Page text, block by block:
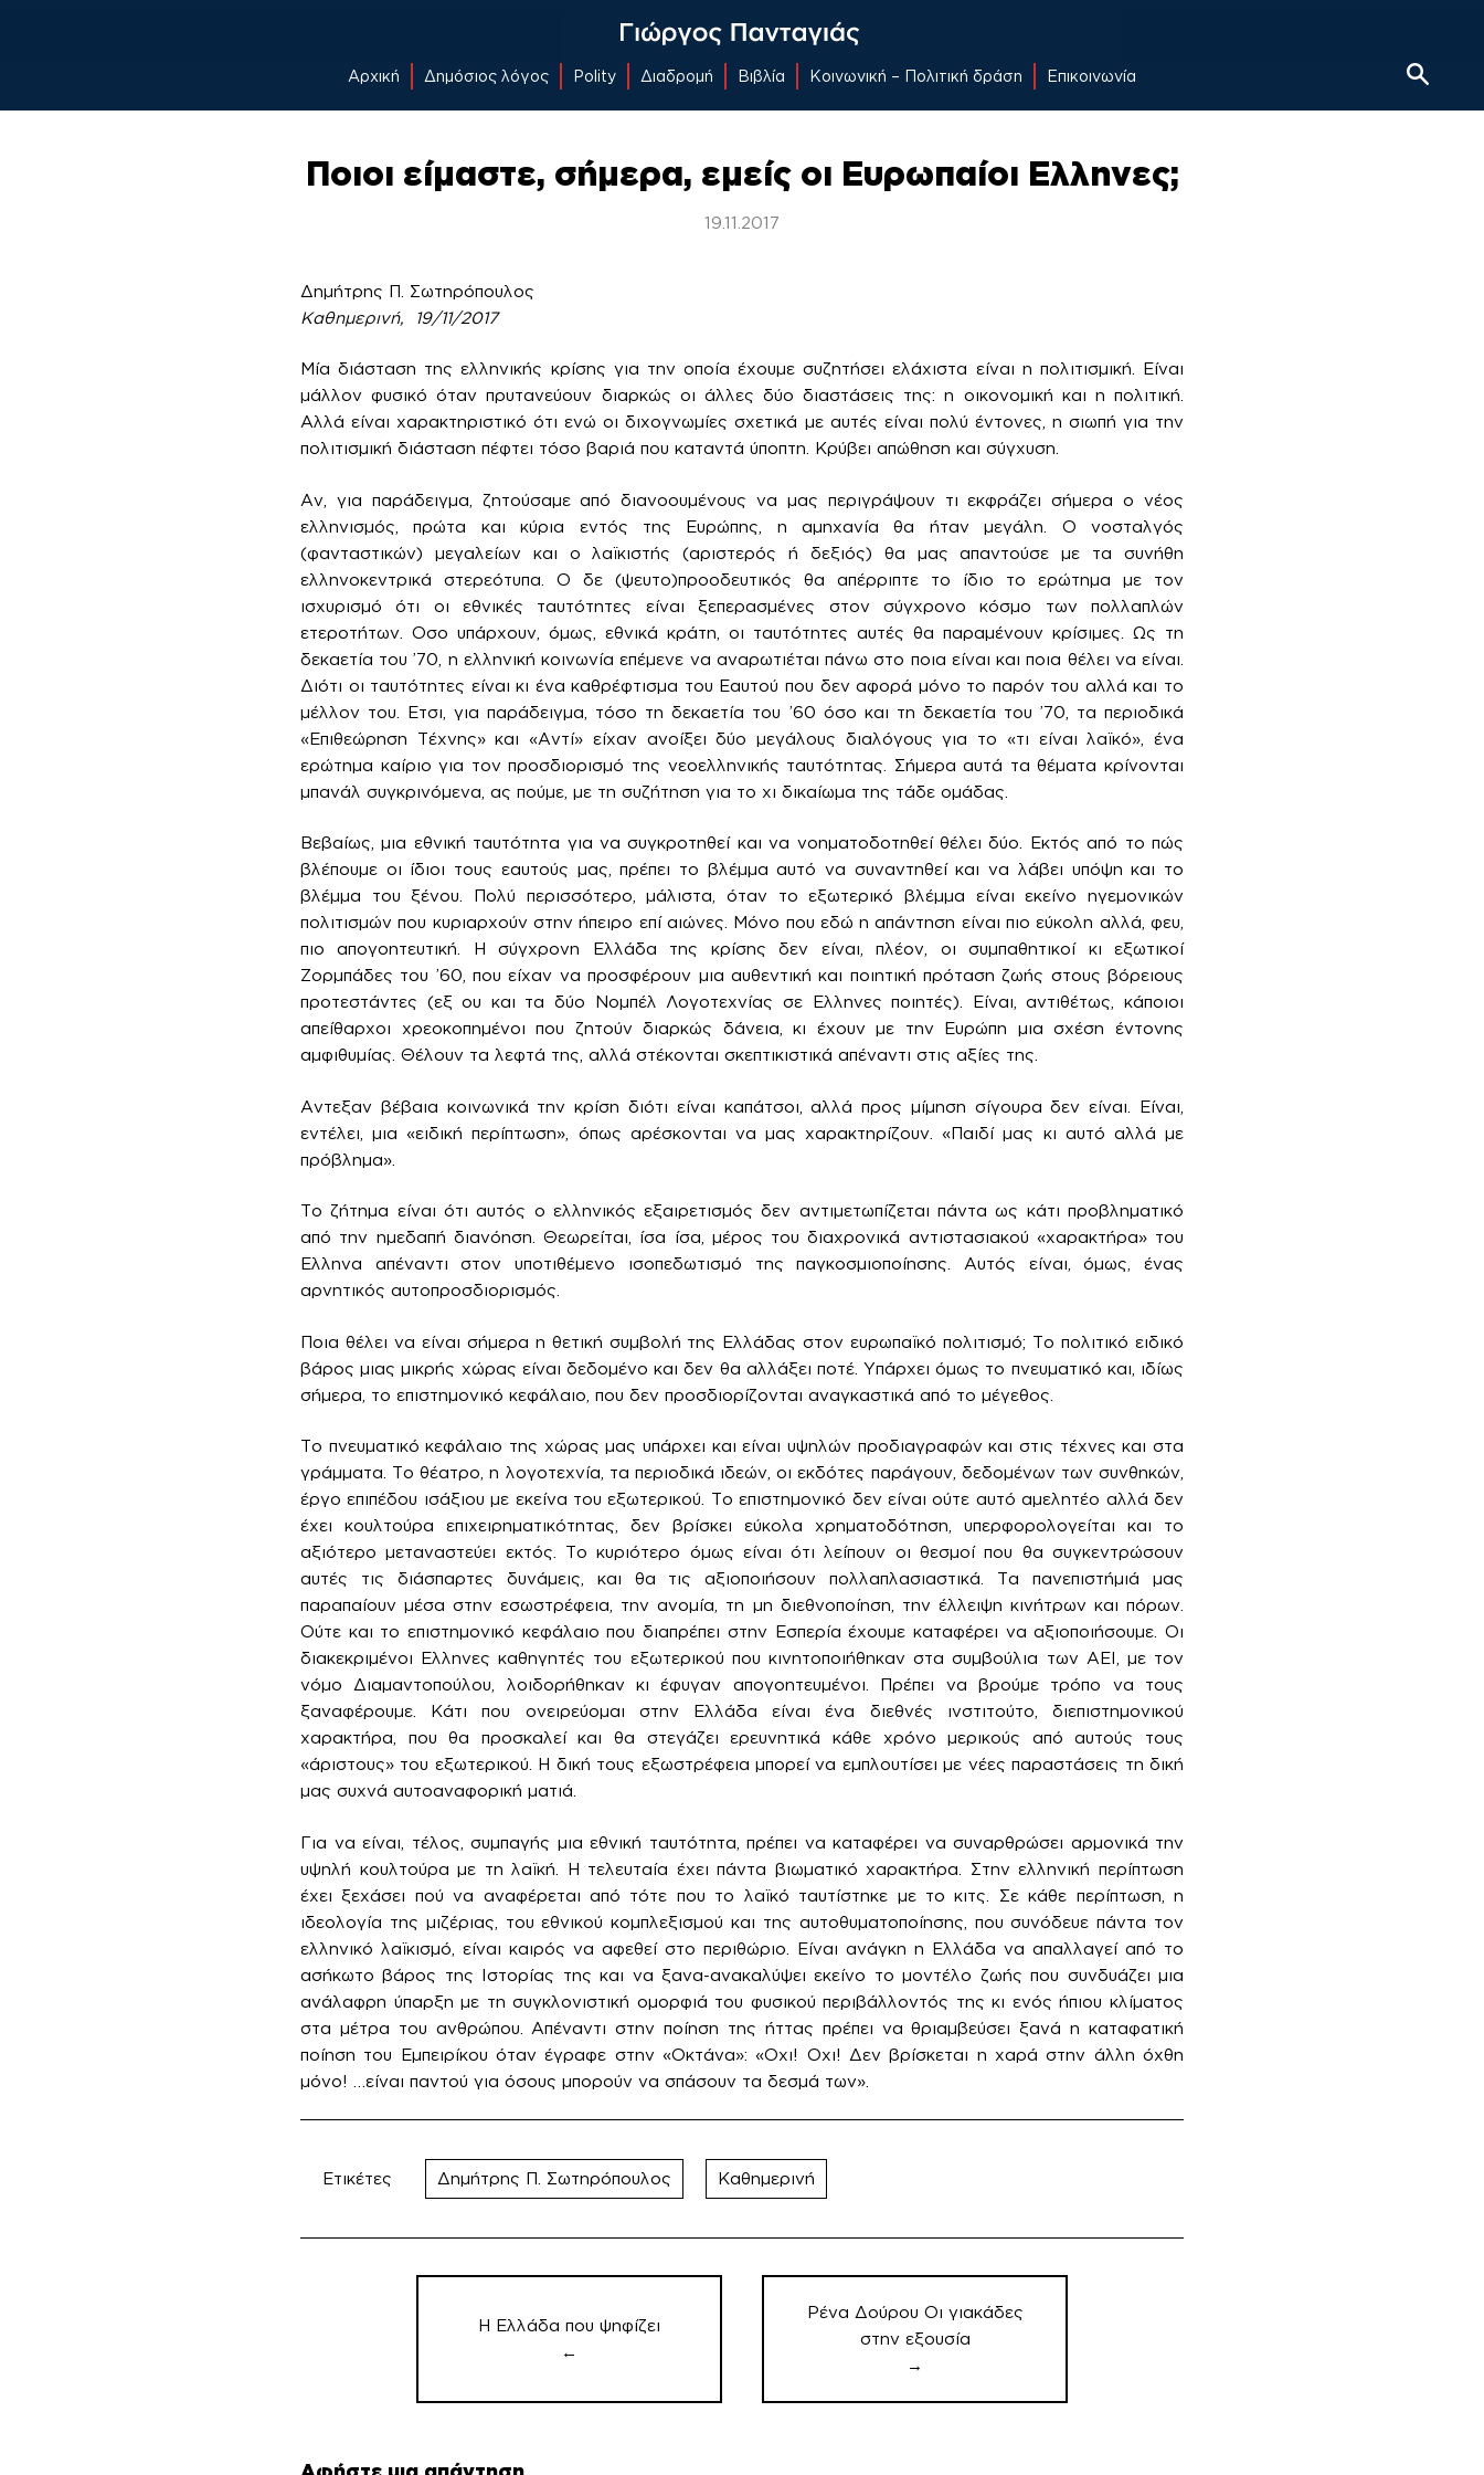
Αρχική Δημόσιος λόγος Polity Διαδρομή Βιβλία Κοινωνική – Πολιτική δράση Επικοινωνία
Ποιοι είμαστε, σήμερα, εμείς οι Ευρωπαίοι Ελληνες;
19.11.2017
Δημήτρης Π. Σωτηρόπουλος
Καθημερινή, 19/11/2017
Μ​​ία διάσταση της ελληνικής κρίσης για την οποία έχουμε συζητήσει ελάχιστα είναι η πολιτισμική. Είναι
μάλλον φυσικό όταν πρυτανεύουν διαρκώς οι άλλες δύο διαστάσεις της: η οικονομική και η πολιτική.
Αλλά είναι χαρακτηριστικό ότι ενώ οι διχογνωμίες σχετικά με αυτές είναι πολύ έντονες, η σιωπή για την
πολιτισμική διάσταση πέφτει τόσο βαριά που καταντά ύποπτη. Κρύβει απώθηση και σύγχυση.
Αν, για παράδειγμα, ζητούσαμε από διανοουμένους να μας περιγράψουν τι εκφράζει σήμερα ο νέος
ελληνισμός, πρώτα και κύρια εντός της Ευρώπης, η αμηχανία θα ήταν μεγάλη. Ο νοσταλγός
(φανταστικών) μεγαλείων και ο λαϊκιστής (αριστερός ή δεξιός) θα μας απαντούσε με τα συνήθη
ελληνοκεντρικά στερεότυπα. Ο δε (ψευτο)προοδευτικός θα απέρριπτε το ίδιο το ερώτημα με τον
ισχυρισμό ότι οι εθνικές ταυτότητες είναι ξεπερασμένες στον σύγχρονο κόσμο των πολλαπλών
ετεροτήτων. Οσο υπάρχουν, όμως, εθνικά κράτη, οι ταυτότητες αυτές θα παραμένουν κρίσιμες. Ως τη
δεκαετία του ’70, η ελληνική κοινωνία επέμενε να αναρωτιέται πάνω στο ποια είναι και ποια θέλει να είναι.
Διότι οι ταυτότητες είναι κι ένα καθρέφτισμα του Εαυτού που δεν αφορά μόνο το παρόν του αλλά και το
μέλλον του. Ετσι, για παράδειγμα, τόσο τη δεκαετία του ’60 όσο και τη δεκαετία του ’70, τα περιοδικά
«Επιθεώρηση Τέχνης» και «Αντί» είχαν ανοίξει δύο μεγάλους διαλόγους για το «τι είναι λαϊκό», ένα
ερώτημα καίριο για τον προσδιορισμό της νεοελληνικής ταυτότητας. Σήμερα αυτά τα θέματα κρίνονται
μπανάλ συγκρινόμενα, ας πούμε, με τη συζήτηση για το χι δικαίωμα της τάδε ομάδας.
Βεβαίως, μια εθνική ταυτότητα για να συγκροτηθεί και να νοηματοδοτηθεί θέλει δύο. Εκτός από το πώς
βλέπουμε οι ίδιοι τους εαυτούς μας, πρέπει το βλέμμα αυτό να συναντηθεί και να λάβει υπόψη και το
βλέμμα του ξένου. Πολύ περισσότερο, μάλιστα, όταν το εξωτερικό βλέμμα είναι εκείνο ηγεμονικών
πολιτισμών που κυριαρχούν στην ήπειρο επί αιώνες. Μόνο που εδώ η απάντηση είναι πιο εύκολη αλλά, φευ,
πιο απογοητευτική. Η σύγχρονη Ελλάδα της κρίσης δεν είναι, πλέον, οι συμπαθητικοί κι εξωτικοί
Ζορμπάδες του ’60, που είχαν να προσφέρουν μια αυθεντική και ποιητική πρόταση ζωής στους βόρειους
προτεστάντες (εξ ου και τα δύο Νομπέλ Λογοτεχνίας σε Ελληνες ποιητές). Είναι, αντιθέτως, κάποιοι
απείθαρχοι χρεοκοπημένοι που ζητούν διαρκώς δάνεια, κι έχουν με την Ευρώπη μια σχέση έντονης
αμφιθυμίας. Θέλουν τα λεφτά της, αλλά στέκονται σκεπτικιστικά απέναντι στις αξίες της.
Αντεξαν βέβαια κοινωνικά την κρίση διότι είναι καπάτσοι, αλλά προς μίμηση σίγουρα δεν είναι. Είναι,
εντέλει, μια «ειδική περίπτωση», όπως αρέσκονται να μας χαρακτηρίζουν. «Παιδί μας κι αυτό αλλά με
πρόβλημα».
Το ζήτημα είναι ότι αυτός ο ελληνικός εξαιρετισμός δεν αντιμετωπίζεται πάντα ως κάτι προβληματικό
από την ημεδαπή διανόηση. Θεωρείται, ίσα ίσα, μέρος του διαχρονικά αντιστασιακού «χαρακτήρα» του
Ελληνα απέναντι στον υποτιθέμενο ισοπεδωτισμό της παγκοσμιοποίησης. Αυτός είναι, όμως, ένας
αρνητικός αυτοπροσδιορισμός.
Ποια θέλει να είναι σήμερα η θετική συμβολή της Ελλάδας στον ευρωπαϊκό πολιτισμό; Το πολιτικό ειδικό
βάρος μιας μικρής χώρας είναι δεδομένο και δεν θα αλλάξει ποτέ. Υπάρχει όμως το πνευματικό και, ιδίως
σήμερα, το επιστημονικό κεφάλαιο, που δεν προσδιορίζονται αναγκαστικά από το μέγεθος.
Το πνευματικό κεφάλαιο της χώρας μας υπάρχει και είναι υψηλών προδιαγραφών και στις τέχνες και στα
γράμματα. Το θέατρο, η λογοτεχνία, τα περιοδικά ιδεών, οι εκδότες παράγουν, δεδομένων των συνθηκών,
έργο επιπέδου ισάξιου με εκείνα του εξωτερικού. Το επιστημονικό δεν είναι ούτε αυτό αμελητέο αλλά δεν
έχει κουλτούρα επιχειρηματικότητας, δεν βρίσκει εύκολα χρηματοδότηση, υπερφορολογείται και το
αξιότερο μεταναστεύει εκτός. Το κυριότερο όμως είναι ότι λείπουν οι θεσμοί που θα συγκεντρώσουν
αυτές τις διάσπαρτες δυνάμεις, και θα τις αξιοποιήσουν πολλαπλασιαστικά. Τα πανεπιστήμιά μας
παραπαίουν μέσα στην εσωστρέφεια, την ανομία, τη μη διεθνοποίηση, την έλλειψη κινήτρων και πόρων.
Ούτε και το επιστημονικό κεφάλαιο που διαπρέπει στην Εσπερία έχουμε καταφέρει να αξιοποιήσουμε. Οι
διακεκριμένοι Ελληνες καθηγητές του εξωτερικού που κινητοποιήθηκαν στα συμβούλια των ΑΕΙ, με τον
νόμο Διαμαντοπούλου, λοιδορήθηκαν κι έφυγαν απογοητευμένοι. Πρέπει να βρούμε τρόπο να τους
ξαναφέρουμε. Κάτι που ονειρεύομαι στην Ελλάδα είναι ένα διεθνές ινστιτούτο, διεπιστημονικού
χαρακτήρα, που θα προσκαλεί και θα στεγάζει ερευνητικά κάθε χρόνο μερικούς από αυτούς τους
«άριστους» του εξωτερικού. Η δική τους εξωστρέφεια μπορεί να εμπλουτίσει με νέες παραστάσεις τη δική
μας συχνά αυτοαναφορική ματιά.
Για να είναι, τέλος, συμπαγής μια εθνική ταυτότητα, πρέπει να καταφέρει να συναρθρώσει αρμονικά την
υψηλή κουλτούρα με τη λαϊκή. Η τελευταία έχει πάντα βιωματικό χαρακτήρα. Στην ελληνική περίπτωση
έχει ξεχάσει πού να αναφέρεται από τότε που το λαϊκό ταυτίστηκε με το κιτς. Σε κάθε περίπτωση, η
ιδεολογία της μιζέριας, του εθνικού κομπλεξισμού και της αυτοθυματοποίησης, που συνόδευε πάντα τον
ελληνικό λαϊκισμό, είναι καιρός να αφεθεί στο περιθώριο. Είναι ανάγκη η Ελλάδα να απαλλαγεί από το
ασήκωτο βάρος της Ιστορίας της και να ξανα-ανακαλύψει εκείνο το μοντέλο ζωής που συνδυάζει μια
ανάλαφρη ύπαρξη με τη συγκλονιστική ομορφιά του φυσικού περιβάλλοντός της κι ενός ήπιου κλίματος
στα μέτρα του ανθρώπου. Απέναντι στην ποίηση της ήττας πρέπει να θριαμβεύσει ξανά η καταφατική
ποίηση του Εμπειρίκου όταν έγραφε στην «Οκτάνα»: «Οχι! Οχι! Δεν βρίσκεται η χαρά στην άλλη όχθη
μόνο! …είναι παντού για όσους μπορούν να σπάσουν τα δεσμά των».
Ετικέτες Δημήτρης Π. Σωτηρόπουλος Καθημερινή
Πλοήγηση
Η Ελλάδα που ψηφίζει
←
Ρένα Δούρου Οι γιακάδες
στην εξουσία
→